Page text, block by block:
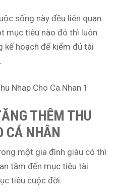
sống này đều liên quan
mục tiêu nào đó thì luôn
kế hoạch để kiếm đủ tài
THÊM THU
CÁ NHÂN
một gia đình giàu có thì
tâm đến mục tiêu tài
tiêu cuộc đời.